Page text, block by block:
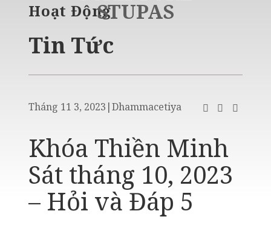
Hoạt Động
Tin Tức
Tháng 11 3, 2023 |Dhammacetiya
Khóa Thiền Minh
Sát tháng 10, 2023
– Hỏi và Đáp 5